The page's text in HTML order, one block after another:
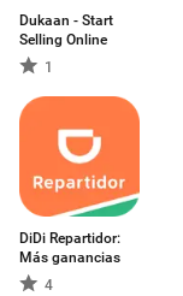
Dukaan - Start
Selling Online
1
DiDi Repartidor:
Más ganancias
4